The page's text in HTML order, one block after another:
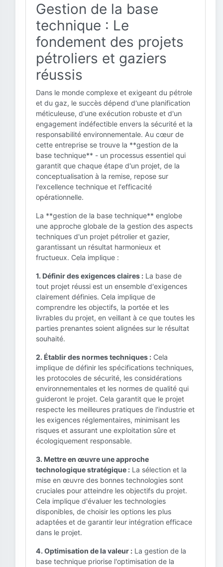
Gestion de la base
technique : Le
fondement des projets
pétroliers et gaziers
réussis
Dans le monde complexe et exigeant du pétrole
et du gaz, le succès dépend d'une planification
méticuleuse, d'une exécution robuste et d'un
engagement indéfectible envers la sécurité et la
responsabilité environnementale. Au cœur de
cette entreprise se trouve la **gestion de la
base technique** - un processus essentiel qui
garantit que chaque étape d'un projet, de la
conceptualisation à la remise, repose sur
l'excellence technique et l'efficacité
opérationnelle.
La **gestion de la base technique** englobe
une approche globale de la gestion des aspects
techniques d'un projet pétrolier et gazier,
garantissant un résultat harmonieux et
fructueux. Cela implique :
1. Définir des exigences claires : La base de
tout projet réussi est un ensemble d'exigences
clairement définies. Cela implique de
comprendre les objectifs, la portée et les
livrables du projet, en veillant à ce que toutes les
parties prenantes soient alignées sur le résultat
souhaité.
2. Établir des normes techniques : Cela
implique de définir les spécifications techniques,
les protocoles de sécurité, les considérations
environnementales et les normes de qualité qui
guideront le projet. Cela garantit que le projet
respecte les meilleures pratiques de l'industrie et
les exigences réglementaires, minimisant les
risques et assurant une exploitation sûre et
écologiquement responsable.
3. Mettre en œuvre une approche
technologique stratégique : La sélection et la
mise en œuvre des bonnes technologies sont
cruciales pour atteindre les objectifs du projet.
Cela implique d'évaluer les technologies
disponibles, de choisir les options les plus
adaptées et de garantir leur intégration efficace
dans le projet.
4. Optimisation de la valeur : La gestion de la
base technique priorise l'optimisation de la